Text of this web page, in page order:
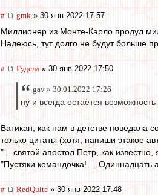
# gmk » 30 янв 2022 17:57
Миллионер из Монте-Карло продул
Надеюсь, тут долго не будут больше
# Гуделл» 30 янв 2022 17:50
gav » 30.01.2022 17:26
ну и всегда остаётся
Ватикан, как нам в детстве поведала
только цитаты (хотя, напиши этакое
"... святой апостол Петр, как
"Пустяки командочка! ... Одиннадцать
# RedQuite » 30 янв 2022 17:48